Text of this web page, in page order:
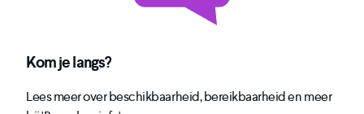
Kom je langs?
Lees meer over beschikbaarheid, bereikbaarheid en meer